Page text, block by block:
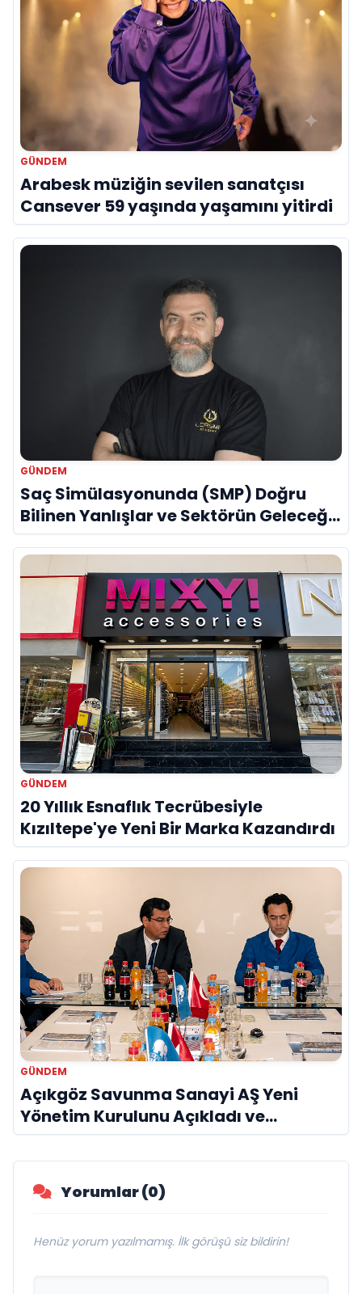
GÜNDEM
Arabesk müziğin sevilen sanatçısı
Cansever 59 yaşında yaşamını yitirdi
GÜNDEM
Saç Simülasyonunda (SMP) Doğru
Bilinen Yanlışlar ve Sektörün Geleceği:
Onur Akdeniz ile Özel Röportaj
GÜNDEM
20 Yıllık Esnaflık Tecrübesiyle
Kızıltepe'ye Yeni Bir Marka Kazandırdı
GÜNDEM
Açıkgöz Savunma Sanayi AŞ Yeni
Yönetim Kurulunu Açıkladı ve
Savunma Sanayinde Küresel Vizyon
Vurgusu
Yorumlar (0)
Henüz yorum yazılmamış. İlk görüşü siz bildirin!